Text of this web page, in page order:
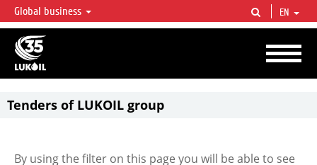
LUKOIL OVERVIEW
LUKOIL is one of the largest oil & gas vertical integrated companies in the world
accounting for over 2% of crude production and circa 1% of proved hydrocarbon
reserves globally.
Global business EN
Tenders of LUKOIL group
By using the filter on this page you will be able to see